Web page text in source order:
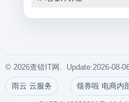
© 2026查错IT网. Update:2026-08-
雨云 云服务 领券啦 电商内